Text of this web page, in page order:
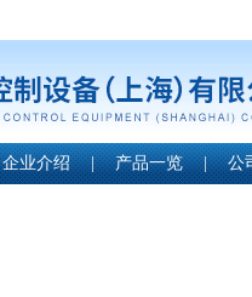
企业介绍 | 产品一览 | 公